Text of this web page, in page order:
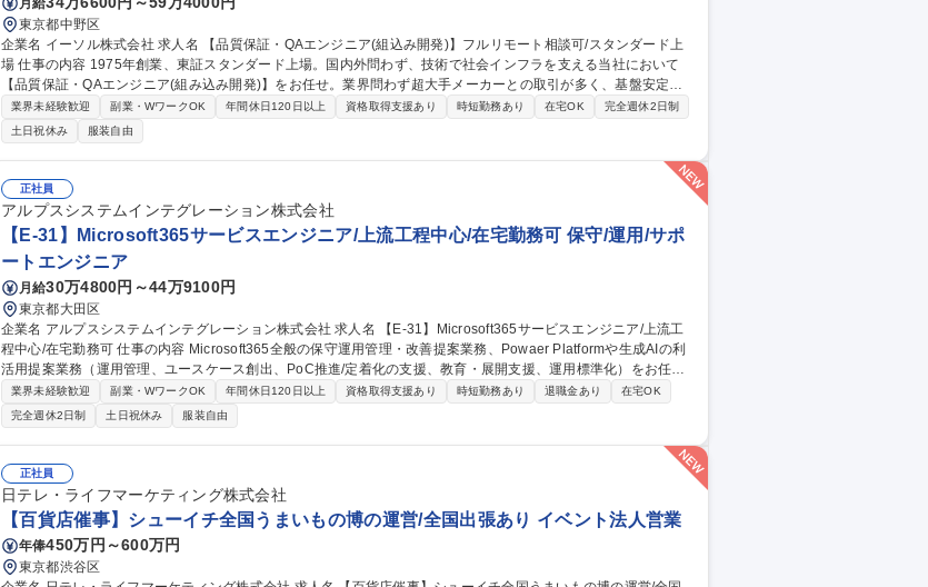
東京都中野区
企業名 イーソル株式会社 求人名 【品質保証・QAエンジニア(組込み開発)】フルリモート相談可/スタンダード上
場 仕事の内容 1975年創業、東証スタンダード上場。国内外問わず、技術で社会インフラを支える当社において
【品質保証・QAエンジニア(組み込み開発)】をお任せ。業界問わず超大手メーカーとの取引が多く、基盤安定し
ております。 業界や技術分野を問わず、多様なプロジェクトに横断的に関与でき、広い視野とスキルが得られる
ポジションです。 【詳細】社内、社外のプロジェクト成果物を品質保証チェックおよび妥当性検証などを行うポ
ジションです。■開発プロジェクトにおける品質保証活動■品質ゲート運営支援■不具合分析および再発防止支援■
開発成果物レビューおよび品質評価。 【取引先例】任天堂、ソフトバンク、トヨタ自動車、日立、明治など 募集
職種 【品質保証・QAエンジニア(組込み開発)】フルリモート相談可/スタンダード上場
業界未経験歓迎 副業・WワークOK 年間休日120日以上 資格取得支援あり 時短勤務あり 在宅OK
完全週休2日制
土日祝休み
服装自由
正社員
アルプスシステムインテグレーション株式会社
【E-31】Microsoft365サービスエンジニア/上流工程中心/在宅勤務可 保守/運用/サポ
ートエンジニア
月給30万4800円～44万9100円
東京都大田区
企業名 アルプスシステムインテグレーション株式会社 求人名 【E-31】Microsoft365サービスエンジニア/上流工
程中心/在宅勤務可 仕事の内容 Microsoft365全般の保守運用管理・改善提案業務、Powaer Platformや生成AIの利
活用提案業務（運用管理、ユースケース創出、PoC推進/定着化の支援、教育・展開支援、運用標準化）をお任せ
いたします。 【仕事の面白み】 ■グローバルシェアNo1のMicrosoft365の技術を習得することができます。 ■上流
工程を中心に、Power Platformや生成AIなど最新技術でお客様の業務を変える仕事です。 ■当面はアルプスアルパ
イングループ内での業務を担当いただく予定ですが、ビジネス拡大にあわせ内外問わず、幅広い業種のお客様へ
の導入・活用提案を行っていただきたいと考えます。 募集職種 【E-31】Microsoft365サービスエンジニア/上流工
程中心/在宅勤務可
業界未経験歓迎 副業・WワークOK 年間休日120日以上 資格取得支援あり 時短勤務あり 退職金あり
在宅OK
完全週休2日制
土日祝休み 服装自由
正社員
日テレ・ライフマーケティング株式会社
【百貨店催事】シューイチ全国うまいもの博の運営/全国出張あり イベント法人営業
年俸450万円～600万円
東京都渋谷区